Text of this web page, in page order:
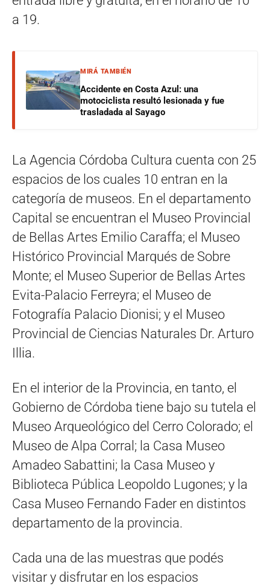
a 19.
MIRÁ TAMBIÉN
Accidente en Costa Azul: una
motociclista resultó lesionada y fue
trasladada al Sayago
La Agencia Córdoba Cultura cuenta con 25
espacios de los cuales 10 entran en la
categoría de museos. En el departamento
Capital se encuentran el Museo Provincial
de Bellas Artes Emilio Caraffa; el Museo
Histórico Provincial Marqués de Sobre
Monte; el Museo Superior de Bellas Artes
Evita-Palacio Ferreyra; el Museo de
Fotografía Palacio Dionisi; y el Museo
Provincial de Ciencias Naturales Dr. Arturo
Illia.
En el interior de la Provincia, en tanto, el
Gobierno de Córdoba tiene bajo su tutela el
Museo Arqueológico del Cerro Colorado; el
Museo de Alpa Corral; la Casa Museo
Amadeo Sabattini; la Casa Museo y
Biblioteca Pública Leopoldo Lugones; y la
Casa Museo Fernando Fader en distintos
departamento de la provincia.
Cada una de las muestras que podés
visitar y disfrutar en los espacios